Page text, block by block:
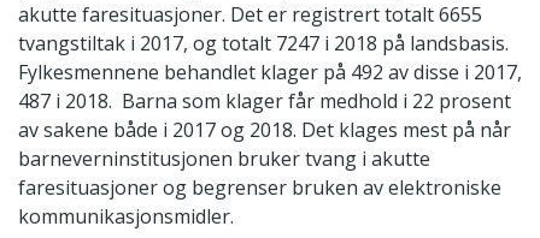
akutte faresituasjoner. Det er registrert totalt 6655
tvangstiltak i 2017, og totalt 7247 i 2018 på landsbasis.
Fylkesmennene behandlet klager på 492 av disse i 2017,
487 i 2018. Barna som klager får medhold i 22 prosent
av sakene både i 2017 og 2018. Det klages mest på når
barneverninstitusjonen bruker tvang i akutte
faresituasjoner og begrenser bruken av elektroniske
kommunikasjonsmidler.